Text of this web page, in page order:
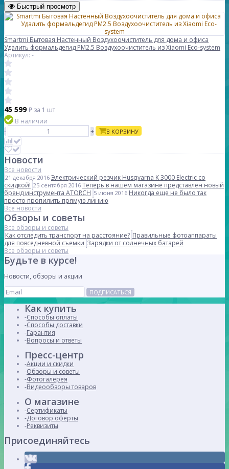
Быстрый просмотр
Smartmi Бытовая Настенный Воздухоочиститель для дома и офиса
Удалить формальдегид PM2.5 Воздухоочиститель из Xiaomi Eco-system
Артикул: -
45 599₽ за 1 шт
В наличии
-
+ В КОРЗИНУ
Новости
Все новости
21 декабря 2016 Электрический резчик Husqvarna K 3000 Electric со
скидкой! 25 сентября 2016 Теперь в нашем магазине представлен новый
бренд инструмента ATORCH 5 июня 2016 Никогда еще не было так
просто пропилить прямую линию
Все новости
Обзоры и советы
Все обзоры и советы
Как отследить транспорт на расстояние? Правильные фотоаппараты
для повседневной съемки Зарядки от солнечных батарей
Все обзоры и советы
Будьте в курсе!
Новости, обзоры и акции
ПОДПИСАТЬСЯ
Как купить
Способы оплаты
Способы доставки
Гарантия
Вопросы и ответы
Пресс-центр
Акции и скидки
Обзоры и советы
Фотогалерея
Видеообзоры товаров
О магазине
Сертификаты
Договор оферты
Реквизиты
Присоединяйтесь